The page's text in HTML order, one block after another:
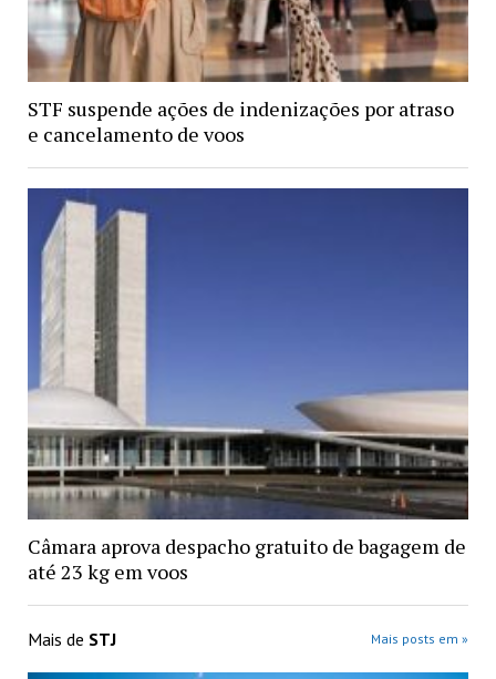
STF suspende ações de indenizações por atraso
e cancelamento de voos
Câmara aprova despacho gratuito de bagagem de
até 23 kg em voos
Mais de STJ Mais posts em »